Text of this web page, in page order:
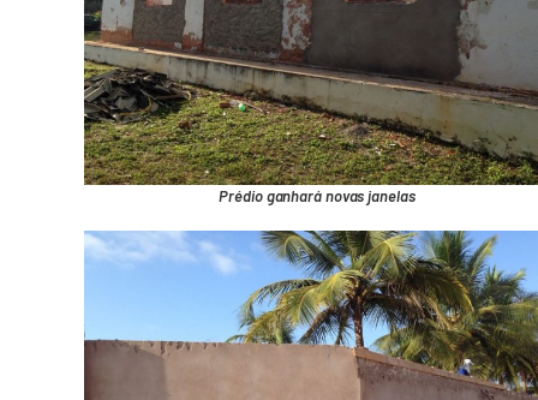
Prédio ganhará novas janelas